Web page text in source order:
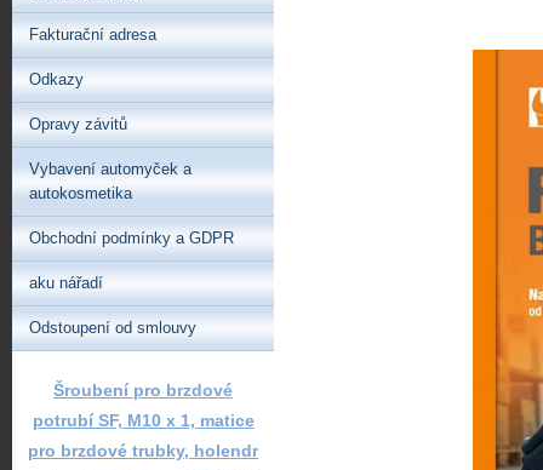
Fakturační adresa
Odkazy
Opravy závitů
Vybavení automyček a
autokosmetika
Obchodní podmínky a GDPR
aku nářadí
Odstoupení od smlouvy
Šroubení pro brzdové
potrubí SF, M10 x 1, matice
pro brzdové trubky, holendr